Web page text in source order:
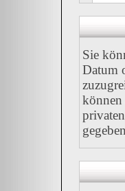
Sie
Datum
können